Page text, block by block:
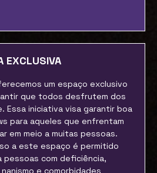
EXCLUSIVA
um espaço exclusivo
que todos desfrutem dos
Essa iniciativa visa garantir boa
para aqueles que enfrentam
em meio a muitas pessoas.
a este espaço é permitido
pessoas com deficiência,
e comorbidades